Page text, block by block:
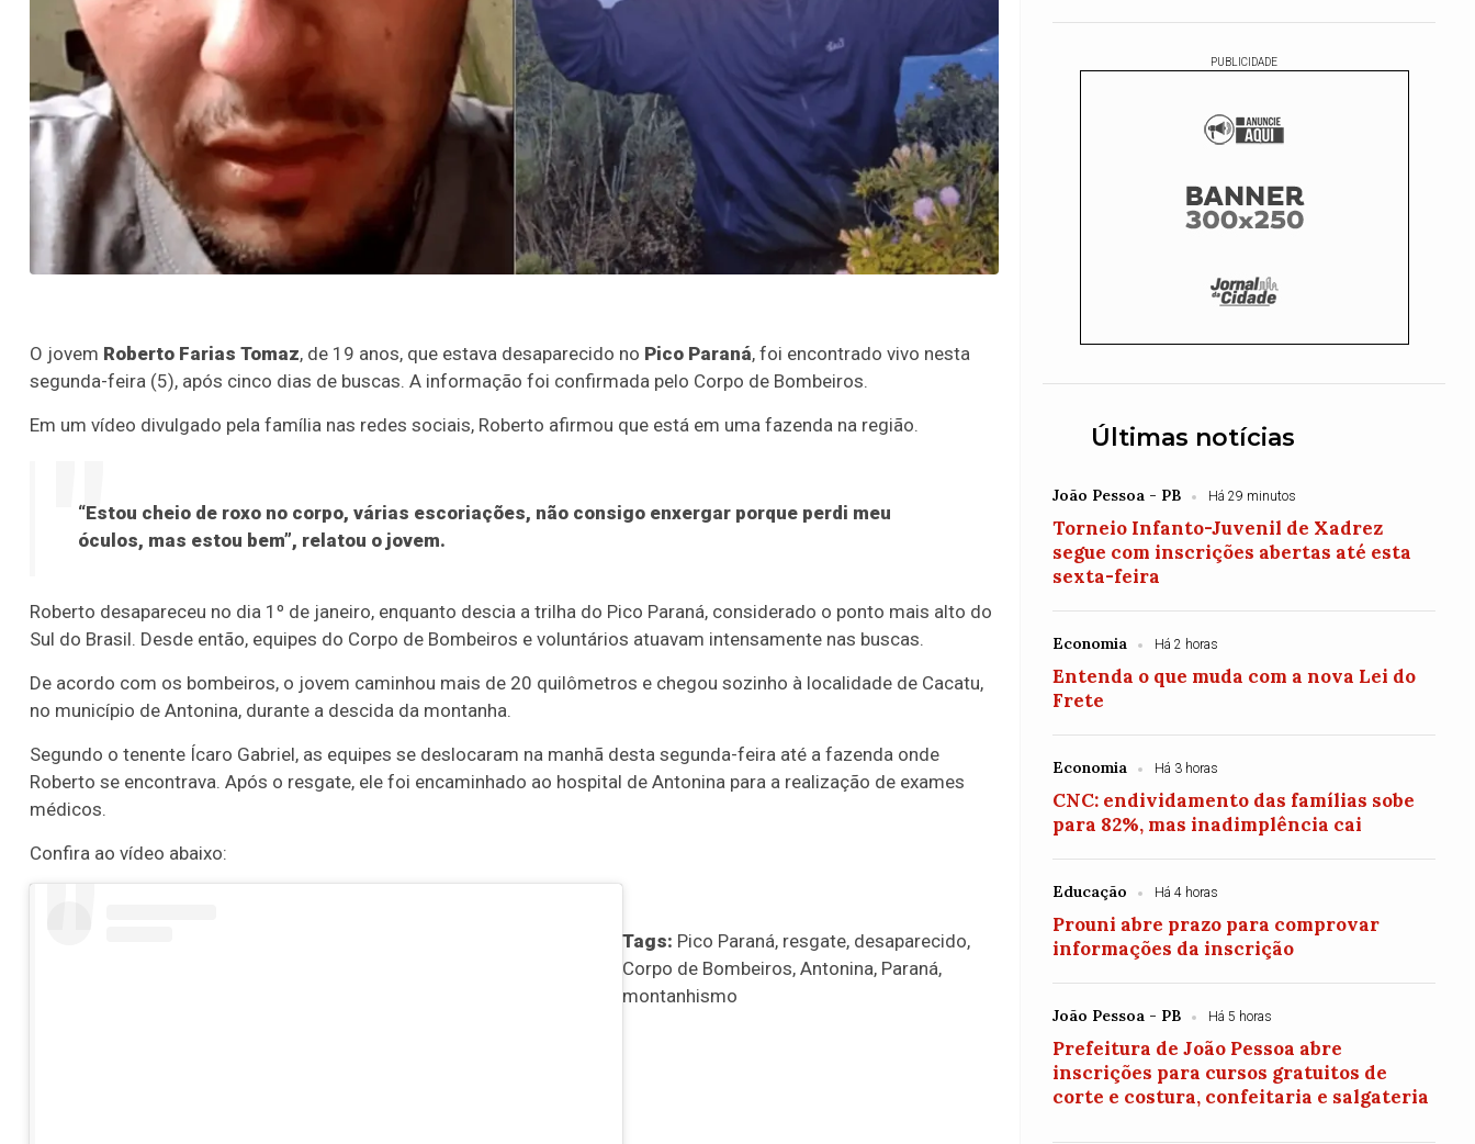
O jovem Roberto Farias Tomaz, de 19 anos, que estava desaparecido no Pico Paraná, foi encontrado vivo nesta
segunda-feira (5), após cinco dias de buscas. A informação foi confirmada pelo Corpo de Bombeiros.
Em um vídeo divulgado pela família nas redes sociais, Roberto afirmou que está em uma fazenda na região.
“Estou cheio de roxo no corpo, várias escoriações, não consigo enxergar porque perdi meu
óculos, mas estou bem”, relatou o jovem.
Roberto desapareceu no dia 1º de janeiro, enquanto descia a trilha do Pico Paraná, considerado o ponto mais alto do
Sul do Brasil. Desde então, equipes do Corpo de Bombeiros e voluntários atuavam intensamente nas buscas.
De acordo com os bombeiros, o jovem caminhou mais de 20 quilômetros e chegou sozinho à localidade de Cacatu,
no município de Antonina, durante a descida da montanha.
Segundo o tenente Ícaro Gabriel, as equipes se deslocaram na manhã desta segunda-feira até a fazenda onde
Roberto se encontrava. Após o resgate, ele foi encaminhado ao hospital de Antonina para a realização de exames
médicos.
Confira ao vídeo abaixo:
Tags: Pico Paraná, resgate, desaparecido,
Corpo de Bombeiros, Antonina, Paraná,
montanhismo
PUBLICIDADE
Últimas notícias
João Pessoa - PB Há 29 minutos
Torneio Infanto-Juvenil de Xadrez
segue com inscrições abertas até esta
sexta-feira
Economia Há 2 horas
Entenda o que muda com a nova Lei do
Frete
Economia Há 3 horas
CNC: endividamento das famílias sobe
para 82%, mas inadimplência cai
Educação Há 4 horas
Prouni abre prazo para comprovar
informações da inscrição
João Pessoa - PB Há 5 horas
Prefeitura de João Pessoa abre
inscrições para cursos gratuitos de
corte e costura, confeitaria e salgateria